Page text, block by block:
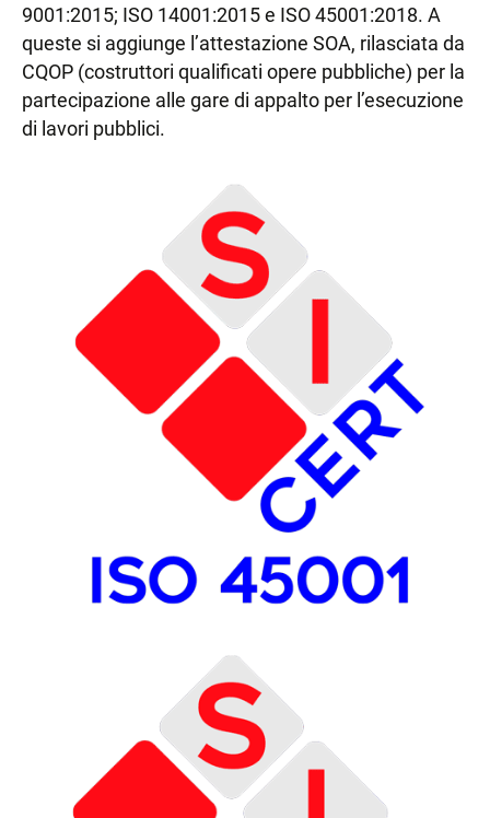
9001:2015; ISO 14001:2015 e ISO 45001:2018. A
queste si aggiunge l’attestazione SOA, rilasciata da
CQOP (costruttori qualificati opere pubbliche) per la
partecipazione alle gare di appalto per l’esecuzione
di lavori pubblici.